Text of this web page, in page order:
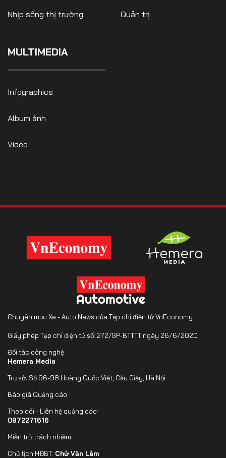
Nhịp sống thị trường Quản trị
MULTIMEDIA
Infographics
Album ảnh
Video
Chuyên mục Xe - Auto News của Tạp chí điện tử VnEconomy
Giấy phép Tạp chí điện tử số: 272/GP-BTTTT ngày 26/6/2020
Đối tác công nghệ:
Hemera Media
Trụ sở: Số 96-98 Hoàng Quốc Việt, Cầu Giấy, Hà Nội
Báo giá Quảng cáo
Theo dõi - Liên hệ quảng cáo:
0972271616
Miễn trừ trách nhiệm
Chủ tịch HĐBT: Chử Văn Lâm